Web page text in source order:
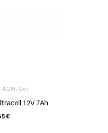
Gel
12V 7Ah
€